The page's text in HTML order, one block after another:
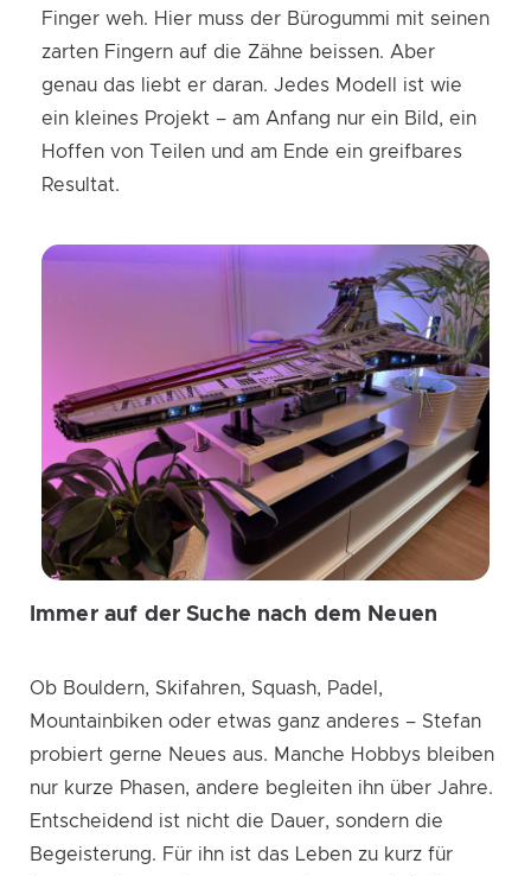
Finger weh. Hier muss der Bürogummi mit seinen
zarten Fingern auf die Zähne beissen. Aber
genau das liebt er daran. Jedes Modell ist wie
ein kleines Projekt – am Anfang nur ein Bild, ein
Hoffen von Teilen und am Ende ein greifbares
Resultat.
Immer auf der Suche nach dem Neuen
Ob Bouldern, Skifahren, Squash, Padel,
Mountainbiken oder etwas ganz anderes – Stefan
probiert gerne Neues aus. Manche Hobbys bleiben
nur kurze Phasen, andere begleiten ihn über Jahre.
Entscheidend ist nicht die Dauer, sondern die
Begeisterung. Für ihn ist das Leben zu kurz für